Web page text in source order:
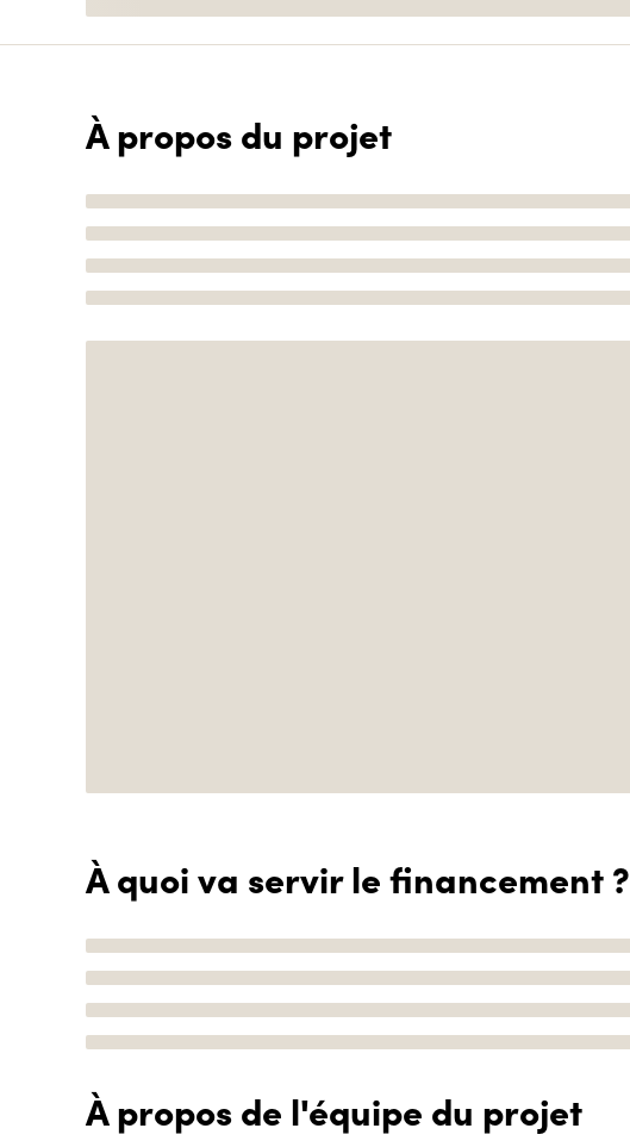
À propos du projet
À quoi va servir le financement ?
À propos de l'équipe du projet